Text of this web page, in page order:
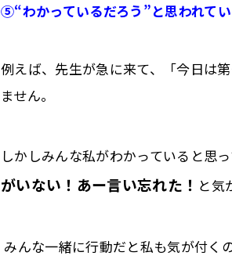
⑤“わかっているだろう”と思われて
例えば、先生が急に来て、「今日は
ません。
しかしみんな私がわかっていると思
がいない！あー言い忘れた！ と気
みんな一緒に行動だと私も気が付く